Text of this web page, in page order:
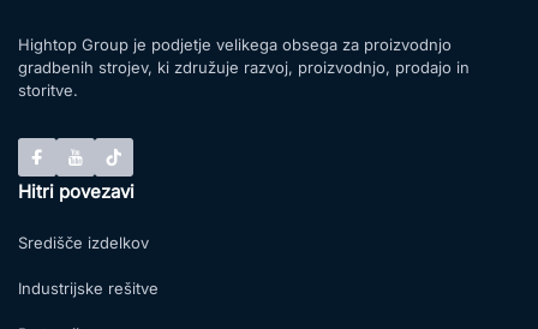
Hightop Group je podjetje velikega obsega za proizvodnjo
gradbenih strojev, ki združuje razvoj, proizvodnjo, prodajo in
storitve.
Hitri povezavi
Središče izdelkov
Industrijske rešitve